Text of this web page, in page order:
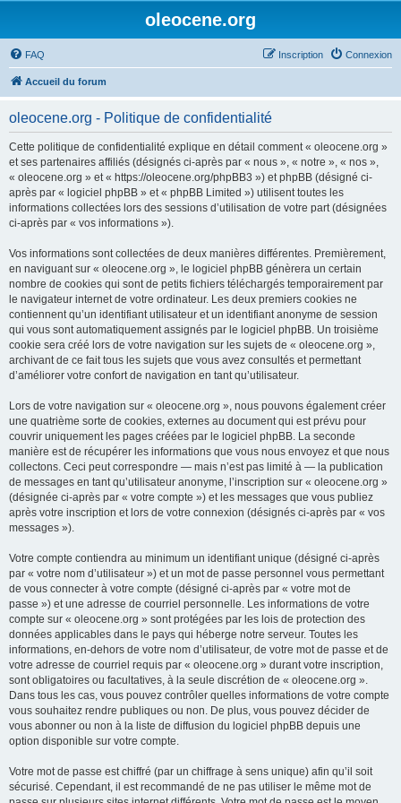
oleocene.org
FAQ Connexion
Inscription
Accueil du forum
oleocene.org - Politique de confidentialité
Cette politique de confidentialité explique en détail comment « oleocene.org »
et ses partenaires affiliés (désignés ci-après par « nous », « notre », « nos »,
« oleocene.org » et « https://oleocene.org/phpBB3 ») et phpBB (désigné ci-
après par « logiciel phpBB » et « phpBB Limited ») utilisent toutes les
informations collectées lors des sessions d’utilisation de votre part (désignées
ci-après par « vos informations »).
Vos informations sont collectées de deux manières différentes. Premièrement,
en naviguant sur « oleocene.org », le logiciel phpBB génèrera un certain
nombre de cookies qui sont de petits fichiers téléchargés temporairement par
le navigateur internet de votre ordinateur. Les deux premiers cookies ne
contiennent qu’un identifiant utilisateur et un identifiant anonyme de session
qui vous sont automatiquement assignés par le logiciel phpBB. Un troisième
cookie sera créé lors de votre navigation sur les sujets de « oleocene.org »,
archivant de ce fait tous les sujets que vous avez consultés et permettant
d’améliorer votre confort de navigation en tant qu’utilisateur.
Lors de votre navigation sur « oleocene.org », nous pouvons également créer
une quatrième sorte de cookies, externes au document qui est prévu pour
couvrir uniquement les pages créées par le logiciel phpBB. La seconde
manière est de récupérer les informations que vous nous envoyez et que nous
collectons. Ceci peut correspondre — mais n’est pas limité à — la publication
de messages en tant qu’utilisateur anonyme, l’inscription sur « oleocene.org »
(désignée ci-après par « votre compte ») et les messages que vous publiez
après votre inscription et lors de votre connexion (désignés ci-après par « vos
messages »).
Votre compte contiendra au minimum un identifiant unique (désigné ci-après
par « votre nom d’utilisateur ») et un mot de passe personnel vous permettant
de vous connecter à votre compte (désigné ci-après par « votre mot de
passe ») et une adresse de courriel personnelle. Les informations de votre
compte sur « oleocene.org » sont protégées par les lois de protection des
données applicables dans le pays qui héberge notre serveur. Toutes les
informations, en-dehors de votre nom d’utilisateur, de votre mot de passe et de
votre adresse de courriel requis par « oleocene.org » durant votre inscription,
sont obligatoires ou facultatives, à la seule discrétion de « oleocene.org ».
Dans tous les cas, vous pouvez contrôler quelles informations de votre compte
vous souhaitez rendre publiques ou non. De plus, vous pouvez décider de
vous abonner ou non à la liste de diffusion du logiciel phpBB depuis une
option disponible sur votre compte.
Votre mot de passe est chiffré (par un chiffrage à sens unique) afin qu’il soit
sécurisé. Cependant, il est recommandé de ne pas utiliser le même mot de